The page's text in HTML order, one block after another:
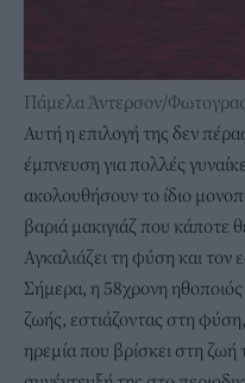
Πάμελα Άντερσον/
Αυτή η επιλογή της δεν
έμπνευση για πολλές
ακολουθήσουν το ίδιο
βαριά μακιγιάζ που κάποτε
Αγκαλιάζει τη φύση και τον
Σήμερα, η 58χρονη ηθοποιός
ζωής, εστιάζοντας στη
ηρεμία που βρίσκει στη